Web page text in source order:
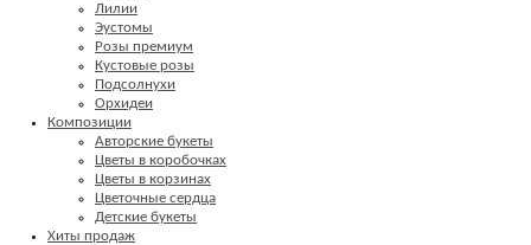
Лилии
Эустомы
Розы премиум
Кустовые розы
Подсолнухи
Орхидеи
Композиции
Авторские букеты
Цветы в коробочках
Цветы в корзинах
Цветочные сердца
Детские букеты
Хиты продаж